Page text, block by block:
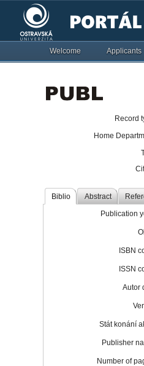
Welcome Applicants
Record
Home
Biblio Abstract
Publication
ISBN
ISSN
Autor
Stát konání
Publisher
Number of